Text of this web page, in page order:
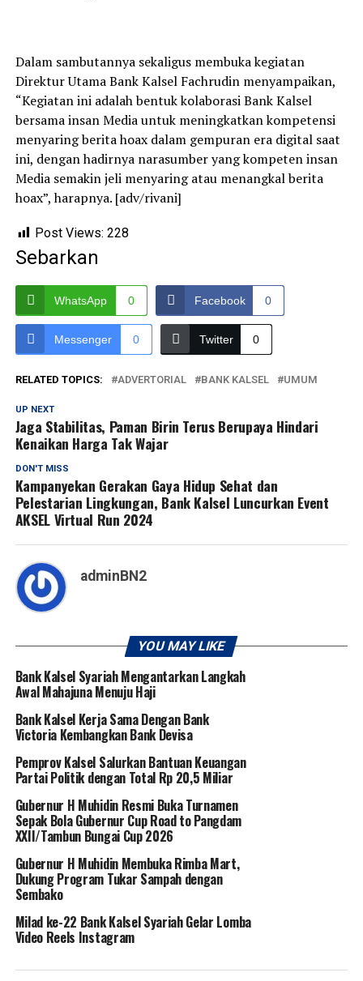
Dalam sambutannya sekaligus membuka kegiatan
Direktur Utama Bank Kalsel Fachrudin menyampaikan,
“Kegiatan ini adalah bentuk kolaborasi Bank Kalsel
bersama insan Media untuk meningkatkan kompetensi
menyaring berita hoax dalam gempuran era digital saat
ini, dengan hadirnya narasumber yang kompeten insan
Media semakin jeli menyaring atau menangkal berita
hoax”, harapnya. [adv/rivani]
Post Views: 228
Sebarkan
WhatsApp 0 Facebook 0
Messenger 0 Twitter 0
RELATED TOPICS: ADVERTORIAL BANK KALSEL UMUM
UP NEXT
Jaga Stabilitas, Paman Birin Terus Berupaya Hindari
Kenaikan Harga Tak Wajar
DON'T MISS
Kampanyekan Gerakan Gaya Hidup Sehat dan
Pelestarian Lingkungan, Bank Kalsel Luncurkan Event
AKSEL Virtual Run 2024
adminBN2
YOU MAY LIKE
Bank Kalsel Syariah Mengantarkan Langkah
Awal Mahajuna Menuju Haji
Bank Kalsel Kerja Sama Dengan Bank
Victoria Kembangkan Bank Devisa
Pemprov Kalsel Salurkan Bantuan Keuangan
Partai Politik dengan Total Rp 20,5 Miliar
Gubernur H Muhidin Resmi Buka Turnamen
Sepak Bola Gubernur Cup Road to Pangdam
XXII/Tambun Bungai Cup 2026
Gubernur H Muhidin Membuka Rimba Mart,
Dukung Program Tukar Sampah dengan
Sembako
Milad ke-22 Bank Kalsel Syariah Gelar Lomba
Video Reels Instagram